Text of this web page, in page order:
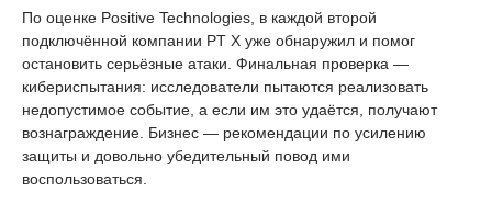
По оценке Positive Technologies, в каждой второй
подключённой компании PT X уже обнаружил и помог
остановить серьёзные атаки. Финальная проверка —
кибериспытания: исследователи пытаются реализовать
недопустимое событие, а если им это удаётся, получают
вознаграждение. Бизнес — рекомендации по усилению
защиты и довольно убедительный повод ими
воспользоваться.